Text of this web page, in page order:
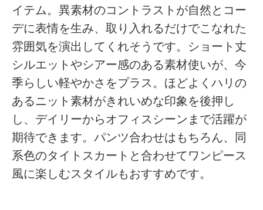
イテム。異素材のコントラストが自然とコー
デに表情を生み、取り入れるだけでこなれた
雰囲気を演出してくれそうです。ショート丈
シルエットやシアー感のある素材使いが、今
季らしい軽やかさをプラス。ほどよくハリの
あるニット素材がきれいめな印象を後押し
し、デイリーからオフィスシーンまで活躍が
期待できます。パンツ合わせはもちろん、同
系色のタイトスカートと合わせてワンピース
風に楽しむスタイルもおすすめです。